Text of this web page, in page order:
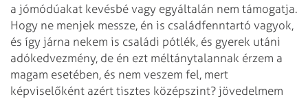
a jómódúakat kevésbé vagy egyáltalán nem támogatja.
Hogy ne menjek messze, én is családfenntartó vagyok,
és így járna nekem is családi pótlék, és gyerek utáni
adókedvezmény, de én ezt méltánytalannak érzem a
magam esetében, és nem veszem fel, mert
képviselőként azért tisztes középszint? jövedelmem